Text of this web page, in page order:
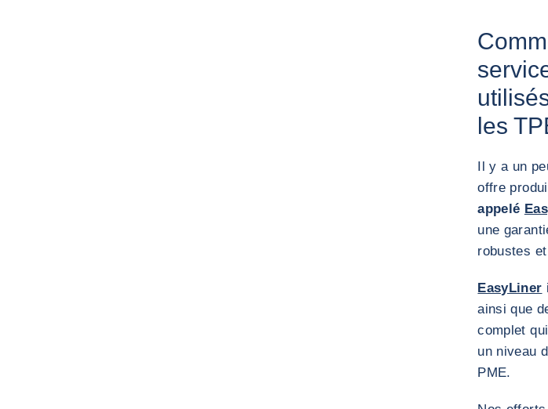
les
Il y a un
offre
appelé
une
robustes
EasyLiner
ainsi que
complet
un niveau
PME.